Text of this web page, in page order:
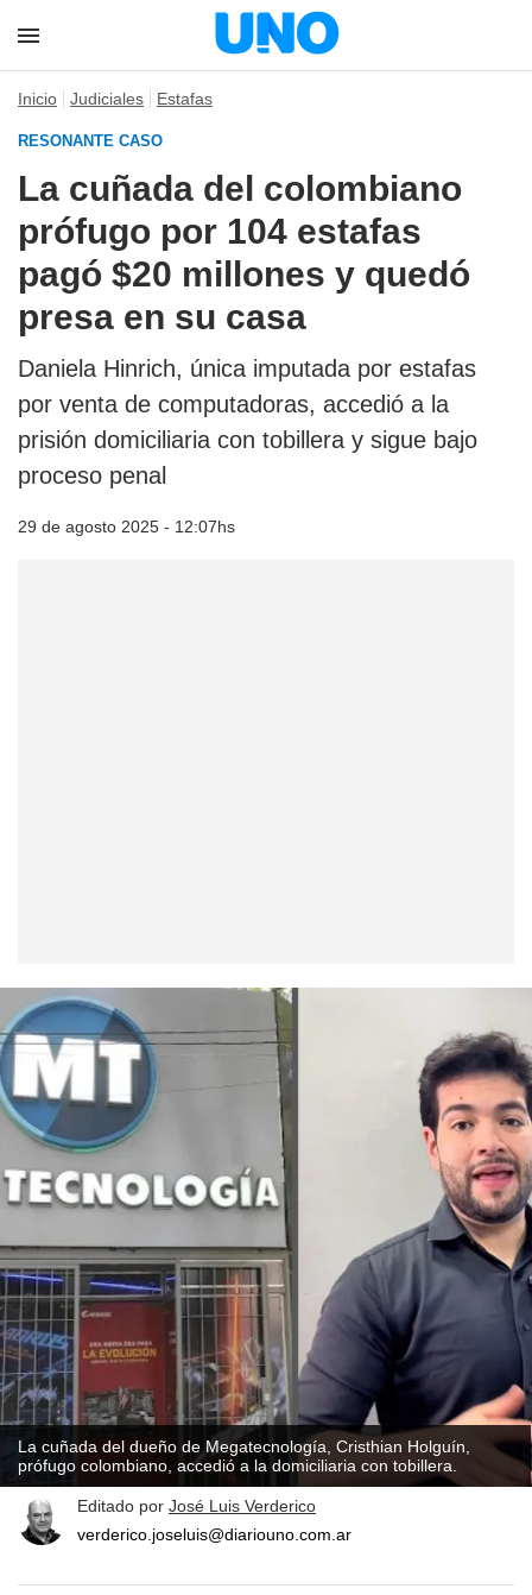
Inicio Judiciales Estafas
RESONANTE CASO
La cuñada del colombiano
prófugo por 104 estafas
pagó $20 millones y quedó
presa en su casa
Daniela Hinrich, única imputada por estafas
por venta de computadoras, accedió a la
prisión domiciliaria con tobillera y sigue bajo
proceso penal
29 de agosto 2025 - 12:07hs
La cuñada del dueño de Megatecnología, Cristhian Holguín,
prófugo colombiano, accedió a la domiciliaria con tobillera.
Editado por José Luis Verderico
verderico.joseluis@diariouno.com.ar